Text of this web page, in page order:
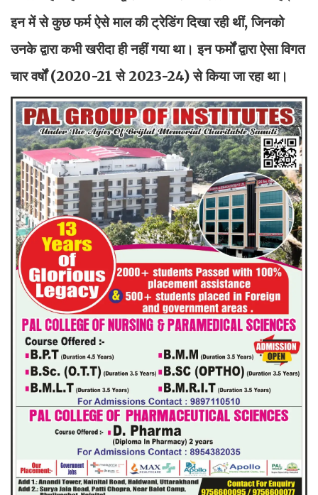
इन में से कुछ फर्म ऐसे माल की ट्रेडिंग दिखा रही थीं, जिनको
उनके द्वारा कभी खरीदा ही नहीं गया था। इन फर्मों द्वारा ऐसा विगत
चार वर्षों (2020-21 से 2023-24) से किया जा रहा था।